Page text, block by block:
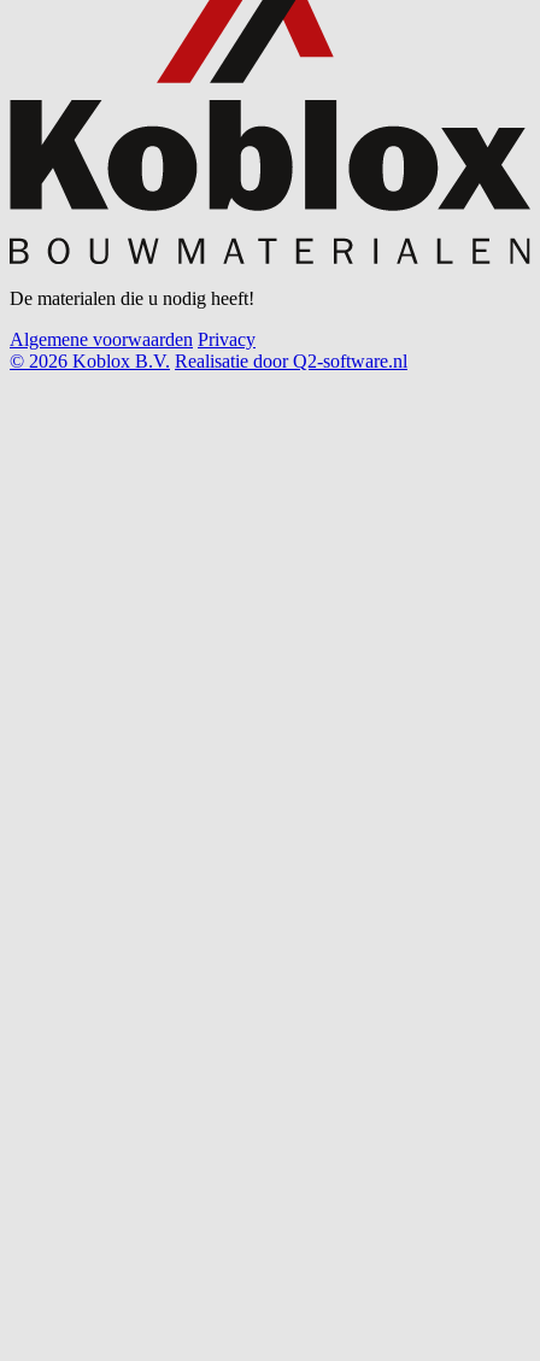
De materialen die u nodig heeft!
Algemene voorwaarden Privacy
© 2026 Koblox B.V. Realisatie door Q2-software.nl